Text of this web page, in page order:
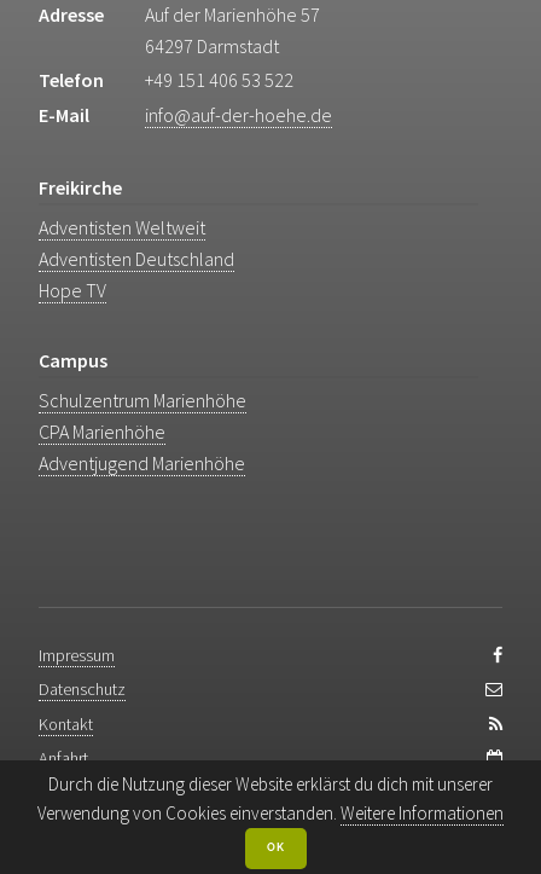
Adresse
Auf der Marienhöhe 57
64297 Darmstadt
Telefon
+49 151 406 53 522
E-Mail
info@auf-der-hoehe.de
Freikirche
Adventisten Weltweit
Adventisten Deutschland
Hope TV
Campus
Schulzentrum Marienhöhe
CPA Marienhöhe
Adventjugend Marienhöhe
Impressum
Datenschutz
Kontakt
Anfahrt
Backend-Login
Durch die Nutzung dieser Website erklärst du dich mit unserer
Verwendung von Cookies einverstanden. Weitere Informationen
OK